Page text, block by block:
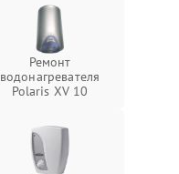
Ремонт
водонагревателя
Polaris XV 10